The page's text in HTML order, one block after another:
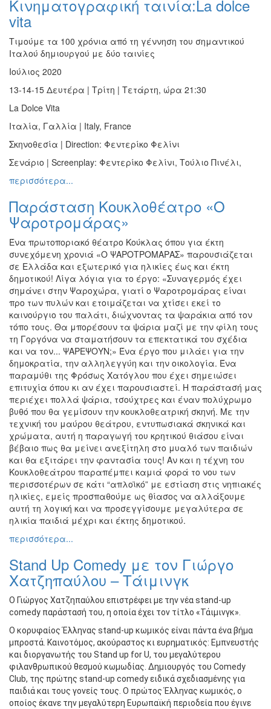
Ζωγραφική
Τραγούδι
Ειδών
Συνέδρια
Ημερίδες
Διημερίδες
Σεμινάρια-
Διαλέξεις-
Ομιλίες
Διάφορες
Εκθέσεις
Εκδηλώσεις
για
Παιδιά
Άλλες
Εκδηλώσεις
ΤΟΠΟΣ
ΜΑΣ
ΔΗΜΟΣ
ΠΟΛΙΤΙΣΜΟΣ
ΑΝΘΕΚΤΙΚΗ
Κινηματογραφική ταινία:La dolce
vita
Τιμούμε τα 100 χρόνια από τη γέννηση του σημαντικού
Ιταλού δημιουργού με δύο ταινίες
Ιούλιος 2020
13-14-15 Δευτέρα | Τρίτη | Τετάρτη, ώρα 21:30
La Dolce Vita
Ιταλία, Γαλλία | Italy, France
Σκηνοθεσία | Direction: Φεντερίκο Φελίνι
Σενάριο | Screenplay: Φεντερίκο Φελίνι, Τούλιο Πινέλι,
περισσότερα...
Παράσταση Κουκλοθέατρο «Ο
Ψαροτρομάρας»
Ένα πρωτοποριακό θέατρο Κούκλας όπου για έκτη
συνεχόμενη χρονιά «Ο ΨΑΡΟΤΡΟΜΑΡΑΣ» παρουσιάζεται
σε Ελλάδα και εξωτερικό για ηλικίες έως και έκτη
δημοτικού! Λίγα λόγια για το έργο: «Συναγερμός έχει
σημάνει στην Ψαροχώρα, γιατί ο Ψαροτρομάρας είναι
προ των πυλών και ετοιμάζεται να χτίσει εκεί το
καινούργιο του παλάτι, διώχνοντας τα ψαράκια από τον
τόπο τους. Θα μπορέσουν τα ψάρια μαζί με την φίλη τους
τη Γοργόνα να σταματήσουν τα επεκτατικά του σχέδια
και να τον... ΨΑΡΕΨΟΥΝ;» Ένα έργο που μιλάει για την
δημοκρατία, την αλληλεγγύη και την οικολογία. Ένα
παραμύθι της Φρόσως Χατόγλου που έχει σημειώσει
επιτυχία όπου κι αν έχει παρουσιαστεί. Η παράστασή μας
περιέχει πολλά ψάρια, τσούχτρες και έναν πολύχρωμο
βυθό που θα γεμίσουν την κουκλοθεατρική σκηνή. Με την
τεχνική του μαύρου θεάτρου, εντυπωσιακά σκηνικά και
χρώματα, αυτή η παραγωγή του κρητικού θιάσου είναι
βέβαιο πως θα μείνει ανεξίτηλη στο μυαλό των παιδιών
και θα εξιτάρει την φαντασία τους! Αν και η τέχνη του
Κουκλοθεάτρου παραπέμπει καμιά φορά το νου των
περισσοτέρων σε κάτι “απλοϊκό” με εστίαση στις νηπιακές
ηλικίες, εμείς προσπαθούμε ως θίασος να αλλάξουμε
αυτή τη λογική και να προσεγγίσουμε μεγαλύτερα σε
ηλικία παιδιά μέχρι και έκτης δημοτικού.
περισσότερα...
Stand Up Comedy με τον Γιώργο
Χατζηπαύλου – Τάιμινγκ
Ο Γιώργος Χατζηπαύλου επιστρέφει με την νέα stand-up
comedy παράστασή του, η οποία έχει τον τίτλο «Τάιμινγκ».
Ο κορυφαίος Έλληνας stand-up κωμικός είναι πάντα ένα βήμα
μπροστά. Καινοτόμος, ακούραστος κι ευρηματικός: Εμπνευστής
και διοργανωτής του Stand up for U, του μεγαλύτερου
φιλανθρωπικού θεσμού κωμωδίας. Δημιουργός του Comedy
Club, της πρώτης stand-up comedy ειδικά σχεδιασμένης για
παιδιά και τους γονείς τους. Ο πρώτος Έλληνας κωμικός, ο
οποίος έκανε την μεγαλύτερη Ευρωπαϊκή περιοδεία που έγινε